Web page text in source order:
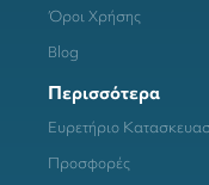
Όροι Χρήσης
Blog
Περισσότερα
Ευρετήριο
Προσφορές